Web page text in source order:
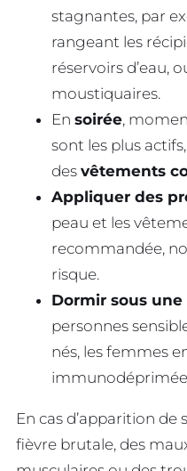
stagnantes, par
rangeant les
réservoirs d’eau,
moustiquaires.
En soirée,
sont les plus
des vêtements
Appliquer des
peau et les
recommandée,
risque.
Dormir sous
personnes
nés, les femmes
En cas d’apparition
fièvre brutale, des